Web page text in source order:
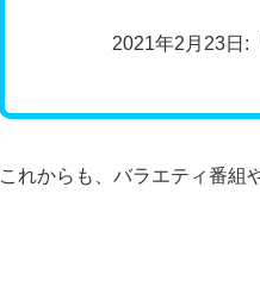
2021年2月23日:「も
これからも、バラエティ番組